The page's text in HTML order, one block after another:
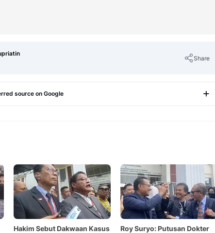
Share
source on Google
Hakim Sebut Dakwaan Kasus
Roy Suryo: Putusan Dokter